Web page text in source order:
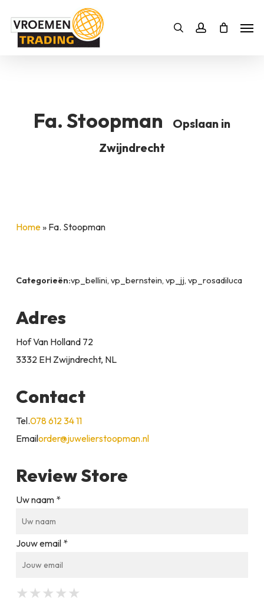
Zoekenaccount
Bestelling SLUITEN
Fa. Stoopman
Opslaan in
Zwijndrecht
Home» Fa. Stoopman
Categorieën:vp_bellini, vp_bernstein, vp_jj, vp_rosadiluca
Adres
Hof Van Holland 72
3332 EH Zwijndrecht, NL
Contact
Tel.078 612 34 11
Emailorder@juwelierstoopman.nl
Review Store
Uw naam *
Jouw email *
★
★ ★
★ ★ ★
★ ★ ★ ★
★ ★ ★ ★ ★